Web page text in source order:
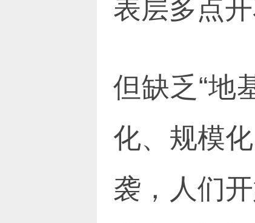
表层多点开
但缺乏“地
化、规模
袭，人们